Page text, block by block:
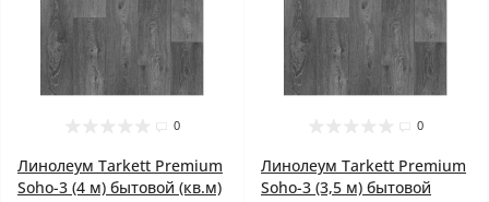
0
Линолеум Tarkett Premium
Soho-3 (4 м) бытовой (кв.м)
0
Линолеум Tarkett Premium
Soho-3 (3,5 м) бытовой